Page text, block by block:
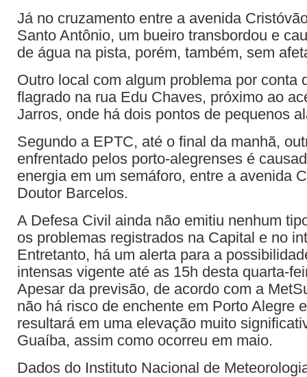
Já no cruzamento entre a avenida
Santo Antônio, um bueiro transbordou e
de água na pista, porém, também, sem
Outro local com algum problema por conta
flagrado na rua Edu Chaves, próximo ao
Jarros, onde há dois pontos de pequenos
Segundo a EPTC, até o final da manhã,
enfrentado pelos porto-alegrenses é
energia em um semáforo, entre a avenida
Doutor Barcelos.
A Defesa Civil ainda não emitiu nenhum
os problemas registrados na Capital e no
Entretanto, há um alerta para a
intensas vigente até as 15h desta quarta-
Apesar da previsão, de acordo com a
não há risco de enchente em Porto Alegre
resultará em uma elevação muito
Guaíba, assim como ocorreu em maio.
Dados do Instituto Nacional de